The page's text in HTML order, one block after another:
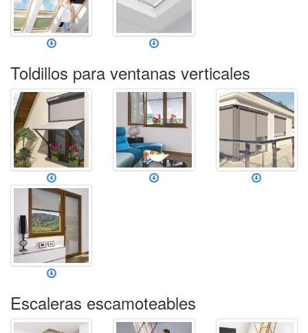
Toldillos para ventanas verticales
Escaleras escamoteables